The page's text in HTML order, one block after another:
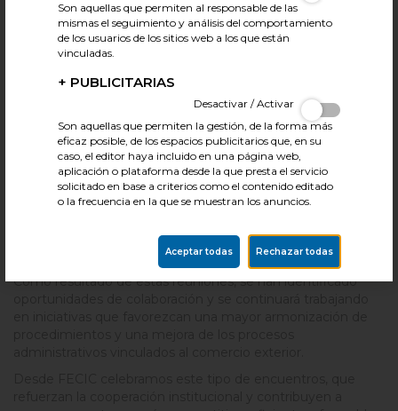
El encuentro ha permitido compartir experiencias sobre los
sistemas de certificación y control alimentario, así como
analizar posibles vías para agilizar los procesos de
una cuestión clave para seguir impulsando las relaciones
comerciales entre ambos países.
La delegación dominicana ha mostrado un especial interés
en conocer el modelo europeo de certificación y las
herramientas que contribuyen a garantizar la seguridad
alimentaria, la transparencia y la eficiencia de los
procedimientos. Asimismo, se han abordado los proyectos
impulsando para adaptarse a los nuevos retos del comercio
Como resultado de estas reuniones, se han identificado
Son aquellas que permiten al responsable de las
mismas el seguimiento y análisis del comportamiento
de los usuarios de los sitios web a los que están
vinculadas.
+ PUBLICITARIAS
Desactivar / Activar
Son aquellas que permiten la gestión, de la forma más
eficaz posible, de los espacios publicitarios que, en su
caso, el editor haya incluido en una página web,
aplicación o plataforma desde la que presta el servicio
solicitado en base a criterios como el contenido editado
o la frecuencia en la que se muestran los anuncios.
Rechazar todas
Aceptar todas